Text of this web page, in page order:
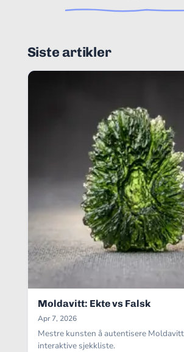
Siste artikler
Moldavitt: Ekte vs Falsk
Apr 7, 2026
Mestre kunsten å autentisere
interaktive sjekkliste.